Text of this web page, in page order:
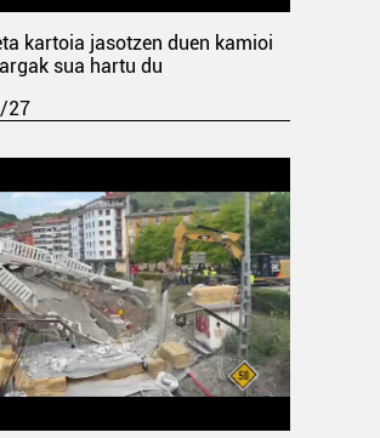
kartoia jasotzen duen kamioi
sua hartu du
27